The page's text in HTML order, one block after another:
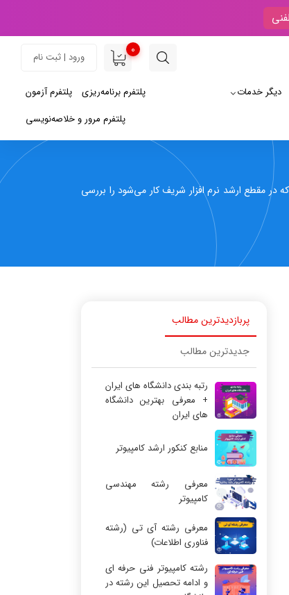
0
ورود | ثبت نام
دیگر خدمات پلتفرم آزمون
پلتفرم برنامه‌ریزی
پلتفرم مرور و خلاصه‌نویسی
در مقطع ارشد نرم افزار شریف کار می‌شود را بررسی
پربازدیدترین مطالب
جدیدترین مطالب
رتبه بندی دانشگاه های ایران
+ معرفی بهترین دانشگاه
های ایران
منابع کنکور ارشد کامپیوتر
معرفی رشته مهندسی
کامپیوتر
معرفی رشته آی تی (رشته
فناوری اطلاعات)
رشته کامپیوتر فنی حرفه ای
و ادامه تحصیل این رشته در